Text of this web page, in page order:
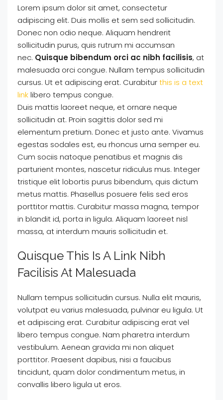
Lorem ipsum dolor sit amet, consectetur
adipiscing elit. Duis mollis et sem sed sollicitudin.
Donec non odio neque. Aliquam hendrerit
sollicitudin purus, quis rutrum mi accumsan
nec. Quisque bibendum orci ac nibh facilisis, at
malesuada orci congue. Nullam tempus sollicitudin
cursus. Ut et adipiscing erat. Curabiturthis is a text
linklibero tempus congue.
Duis mattis laoreet neque, et ornare neque
sollicitudin at. Proin sagittis dolor sed mi
elementum pretium. Donec et justo ante. Vivamus
egestas sodales est, eu rhoncus urna semper eu.
Cum sociis natoque penatibus et magnis dis
parturient montes, nascetur ridiculus mus. Integer
tristique elit lobortis purus bibendum, quis dictum
metus mattis. Phasellus posuere felis sed eros
porttitor mattis. Curabitur massa magna, tempor
in blandit id, porta in ligula. Aliquam laoreet nisl
massa, at interdum mauris sollicitudin et.
Quisque This Is A Link Nibh
Facilisis At Malesuada
Nullam tempus sollicitudin cursus. Nulla elit mauris,
volutpat eu varius malesuada, pulvinar eu ligula. Ut
et adipiscing erat. Curabitur adipiscing erat vel
libero tempus congue. Nam pharetra interdum
vestibulum. Aenean gravida mi non aliquet
porttitor. Praesent dapibus, nisi a faucibus
tincidunt, quam dolor condimentum metus, in
convallis libero ligula ut eros.